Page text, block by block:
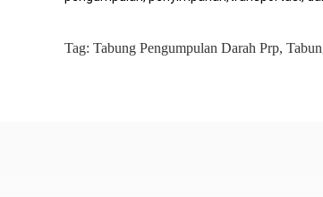
Tag: Tabung Pengumpulan Darah Prp,